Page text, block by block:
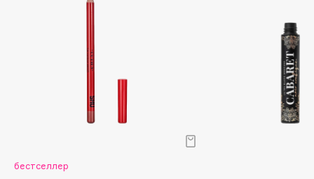
Boadicea The Victorious
BORK
бестселлер